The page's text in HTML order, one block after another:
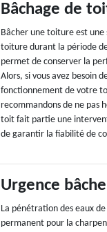
Bâchage de
Bâcher une toiture est une
toiture durant la période
permet de conserver la
Alors, si vous avez besoin
fonctionnement de votre
recommandons de ne pas
toit fait partie une
de garantir la fiabilité de
Urgence
La pénétration des eaux
permanent pour la